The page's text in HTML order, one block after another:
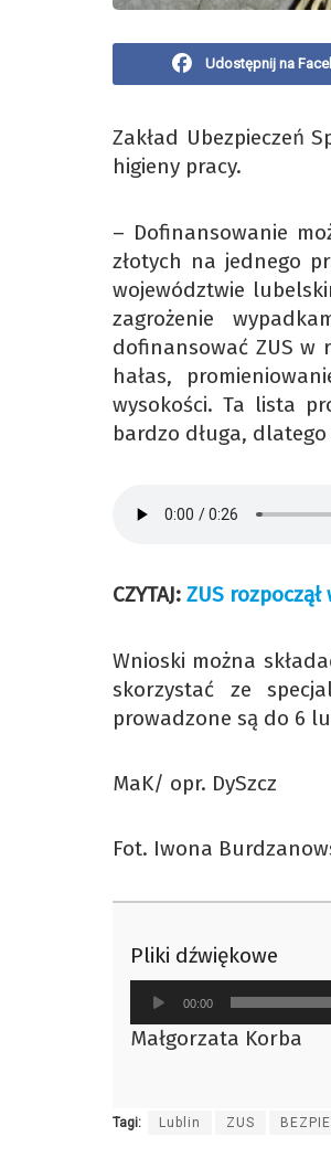
Udostępnij na
Zakład Ubezpieczeń
higieny pracy.
– Dofinansowanie
złotych na jednego
województwie
zagrożenie
dofinansować ZUS w
hałas,
wysokości. Ta lista
bardzo długa,
CZYTAJ: ZUS
Wnioski można
skorzystać ze
prowadzone są do 6
MaK/ opr. DySzcz
Fot. Iwona
Pliki dźwiękowe
Odtwarzacz
plików
dźwiękowych
00:00
Małgorzata Korba
Tagi: Lublin ZUS